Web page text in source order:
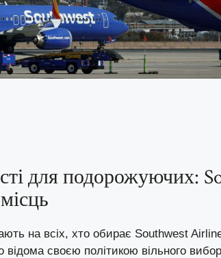
для подорожуючих:
на всіх, хто обирає Southwest
відома своєю політикою вільного